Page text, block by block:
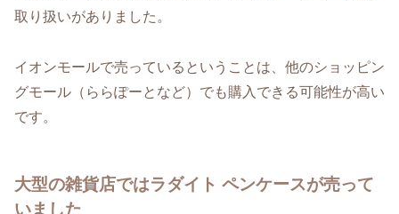
取り扱いがありました。
イオンモールで売っているということは、他のショッピン
グモール（ららぽーとなど）でも購入できる可能性が高い
です。
大型の雑貨店ではラダイト ペンケースが売って
いました